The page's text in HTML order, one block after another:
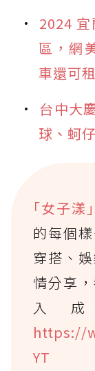
2024
區，網
車還可
台中大
球、蚵
｢女子漾
的每個
穿搭、
情分享
入
https://